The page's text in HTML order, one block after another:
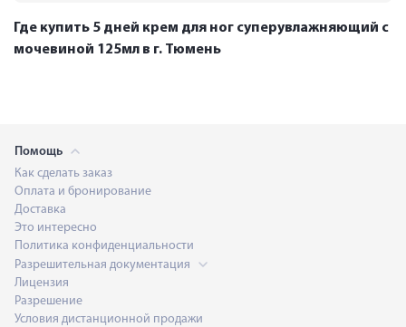
Где купить 5 дней крем для ног суперувлажняющий с
мочевиной 125мл в г. Тюмень
Помощь
Как сделать заказ
Оплата и бронирование
Доставка
Это интересно
Политика конфиденциальности
Разрешительная документация
Лицензия
Разрешение
Условия дистанционной продажи